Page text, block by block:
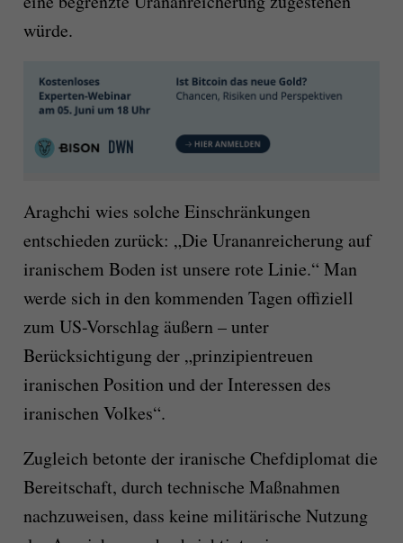
würde.
Araghchi wies solche Einschränkungen
entschieden zurück: „Die Urananreicherung auf
iranischem Boden ist unsere rote Linie.“ Man
werde sich in den kommenden Tagen offiziell
zum US-Vorschlag äußern – unter
Berücksichtigung der „prinzipientreuen
iranischen Position und der Interessen des
iranischen Volkes“.
Zugleich betonte der iranische Chefdiplomat die
Bereitschaft, durch technische Maßnahmen
nachzuweisen, dass keine militärische Nutzung